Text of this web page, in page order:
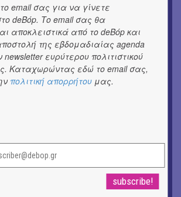
| Προσωρινά για Πάντα
| Λιτανεία
| Σκην.: Nikita Milivojević
email σας για να γίνετε
deBόp. Το email σας θα
αποκλειστικά από το deBόp και
της εβδομαδιαίας agenda
newsletter ευρύτερου πολιτιστικού
Καταχωρώντας εδώ το email σας,
πολιτική απορρήτου μας.